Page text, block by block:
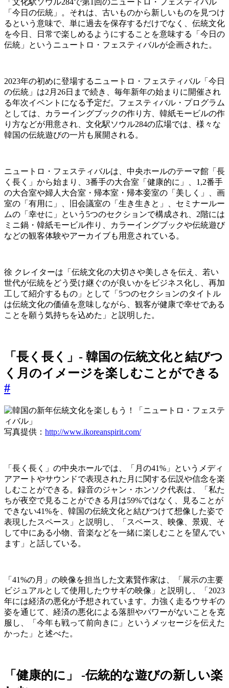
「文化駅ソウル284で第1回のニュートロ・フェスティバル
「今日の伝統」。それは、古いものから新しいものを見つけ
るという意味で、単に過去を保存するだけでなく、伝統文化
を今日、日常で楽しめるようにすることを意味する「今日の
伝統」というニュートロ・フェスティバルが企画された。
2023年の初めに登場するニュートロ・フェスティバル「今日
の伝統」は2月26日まで続き、毎年新年の始まりに開催され
る年次イベントになる予定だ。フェスティバル・プログラム
としては、カラーイングブックの作り方、韓紙モービルの作
り方などが用意され、文化駅ソウル284の広場では、様々な
韓国の伝統遊びの一片も展開される。
ニュートロ・フェスティバルは、中央ホールのテーマ館「長
く長く」から始まり、3番手の大合室「健康的に」、1,2番手
の大合室や婦人大合室・帰本室・帰本妾室の「美しく」、画
室の「有用に」、旧会議室の「生き生きと」、セミナールー
ムの「幸せに」という5つのセクションで構成され、2階には
ミニ鍋・韓紙モービル作り、カラーイングブックや伝統遊び
などの観客体験やアーカイブも用意されている。
徐 クレイターは「伝統文化の大切さや美しさを伝え、若い
世代が伝統をどう受け継ぐのが良いかをビジネス化し、再加
工して紹介するもの」として「5つのセクションのタイトル
は伝統文化の価値を意味しながら、観客が健康で幸せである
ことを願う気持ちを込めた」と説明した。
「長く長く」- 韓国の伝統文化と結びつ
く月のイメージを楽しむことができる
#
写真提供： http://www.ikoreanspirit.com/
「長く長く」の中央ホールでは、「月の41%」というメディ
アアートやサウンドで表現された月に関する伝説や信念を楽
しむことができる。録音のジャン・ホンソク代表は、「私た
ちが夜空で見ることができる月は59%ではなく、見ることが
できない41%を、韓国の伝統文化と結びつけて想像した姿で
表現したスペース」と説明し、「スペース、映像、景观、そ
して中にある小物、音楽などを一緒に楽しむことを望んでい
ます」と話している。
「41%の月」の映像を担当した文素賢作家は、「展示の主要
ビジュアルとして使用したウサギの映像」と説明し、「2023
年には経済の悪化が予想されています。力強く走るウサギの
姿を通じて、経済の悪化による落胆やパワーがないことを克
服し、「今年も戦って前向きに」というメッセージを伝えた
かった」と述べた。
「健康的に」 -伝統的な遊びの新しい楽